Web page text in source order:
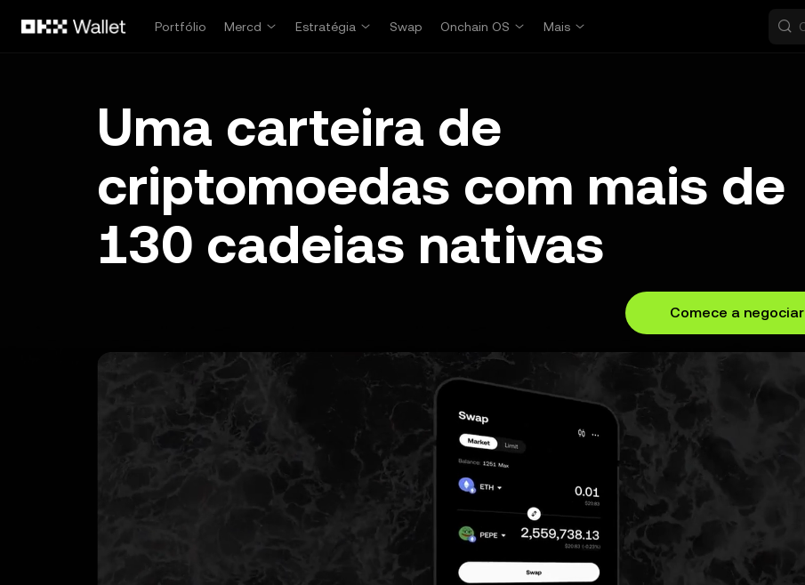
Portfólio
Mercd Estratégia Swap Onchain OS Mais
Uma carteira de
criptomoedas com mais de
130 cadeias nativas
Comece a negociar